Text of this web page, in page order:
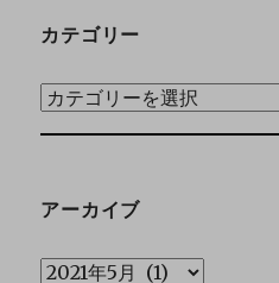
カテゴリー
アーカイブ